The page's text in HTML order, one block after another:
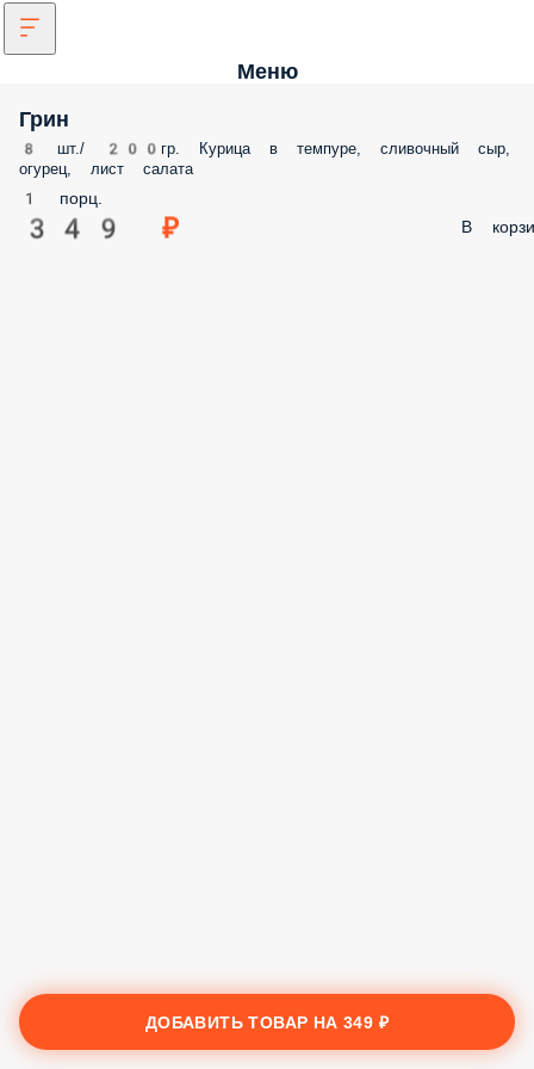
Меню
Грин
8 шт./ 200гр. Курица в темпуре, сливочный сыр, огурец, лист салата
1 порц.
349 ₽
ДОБАВИТЬ ТОВАР НА349 ₽